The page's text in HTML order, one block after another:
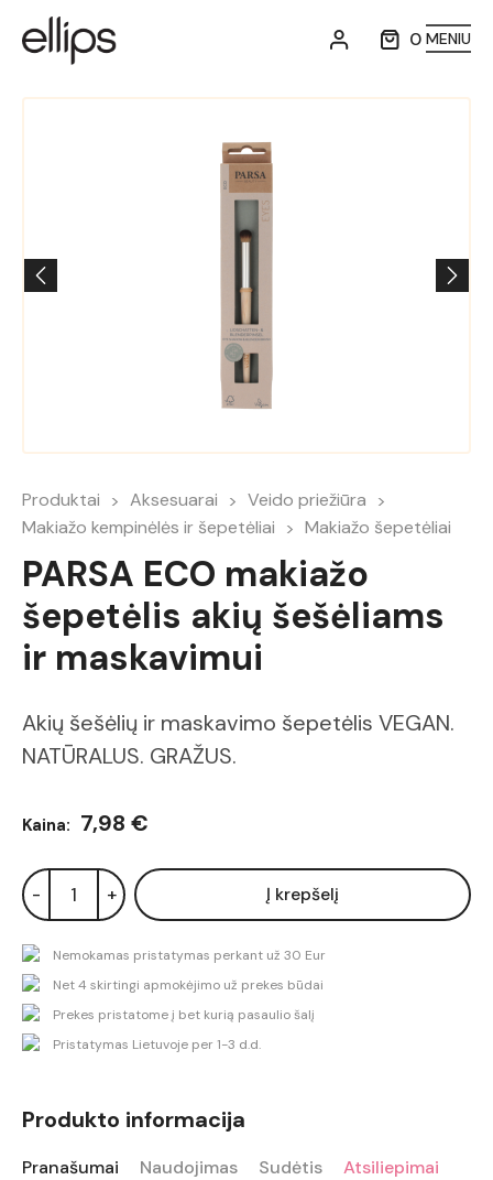
0 MENIU
Produktai Aksesuarai
Veido priežiūra
Makiažo kempinėlės ir šepetėliai
Makiažo šepetėliai
PARSA ECO makiažo
šepetėlis akių šešėliams
ir maskavimui
Akių šešėlių ir maskavimo šepetėlis VEGAN.
NATŪRALUS. GRAŽUS.
Kaina: 7,98 €
- + Į krepšelį
Nemokamas pristatymas perkant už 30 Eur
Net 4 skirtingi apmokėjimo už prekes būdai
Prekes pristatome į bet kurią pasaulio šalį
Pristatymas Lietuvoje per 1-3 d.d.
Produkto informacija
Pranašumai Naudojimas Sudėtis
Atsiliepimai